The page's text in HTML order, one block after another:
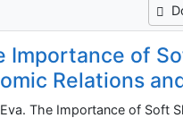
Importance of
Relations
Eva. The Importance of Soft